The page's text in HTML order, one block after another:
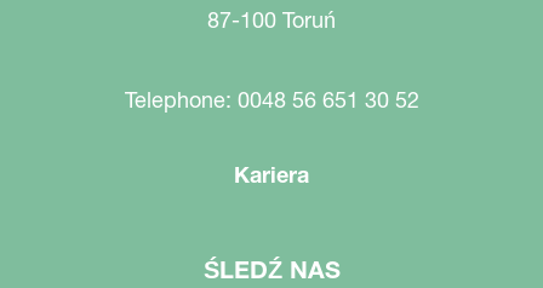
87-100 Toruń
Telephone: 0048 56 651 30 52
Kariera
ŚLEDŹ NAS